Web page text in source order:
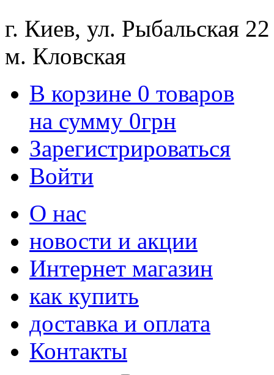
г. Киев, ул. Рыбальская 22
м. Кловская
В корзине 0 товаров
на сумму 0грн
Зарегистрироваться
Войти
О нас
новости и акции
Интернет магазин
как купить
доставка и оплата
Контакты